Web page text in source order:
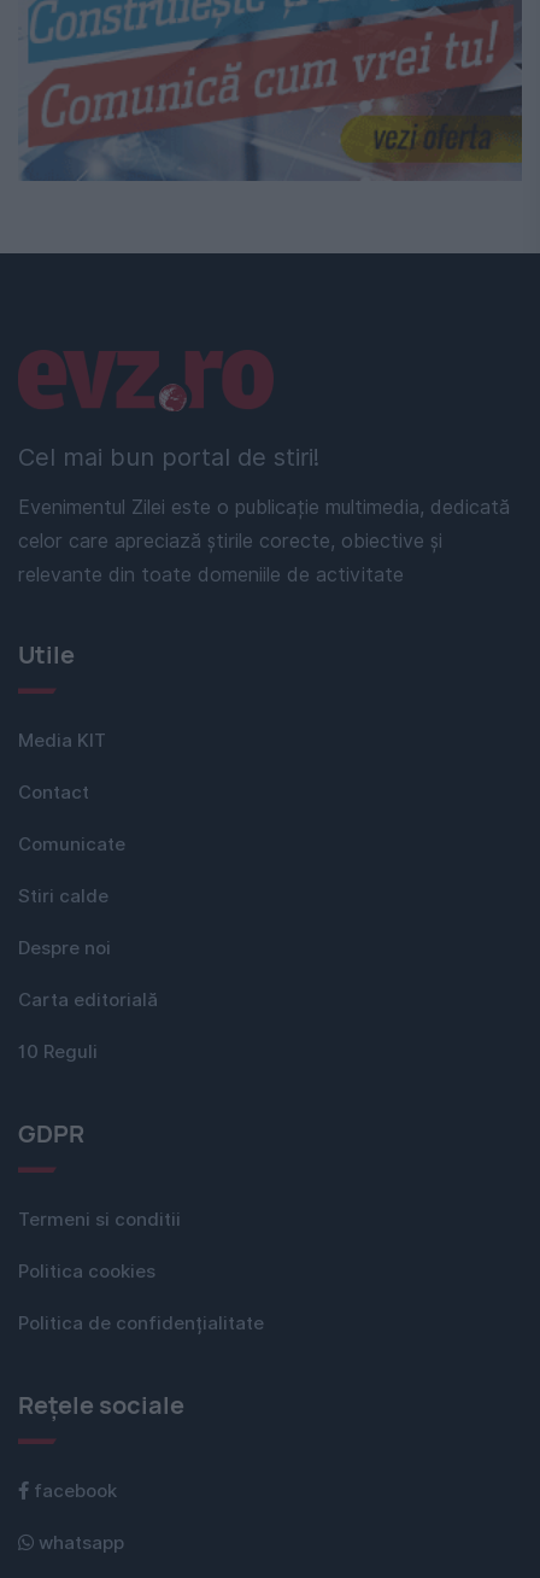
Cel mai bun portal de stiri!
Evenimentul Zilei este o publicație multimedia, dedicată
celor care apreciază știrile corecte, obiective și
relevante din toate domeniile de activitate
Linkuri utile
Utile
Media KIT
Contact
Comunicate
Stiri calde
Despre noi
Carta editorială
10 Reguli
GDPR
Termeni si conditii
Politica cookies
Politica de confidențialitate
Rețele sociale
facebook
whatsapp